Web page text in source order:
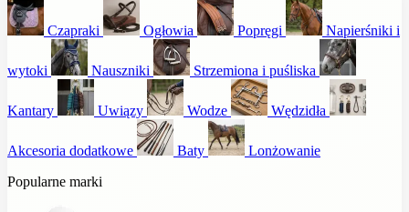
Czapraki Ogłowia Popręgi Napierśniki i
wytoki Nauszniki Strzemiona i puśliska
Kantary Uwiązy Wodze Wędzidła
Akcesoria dodatkowe Baty
Lonżowanie
Popularne marki